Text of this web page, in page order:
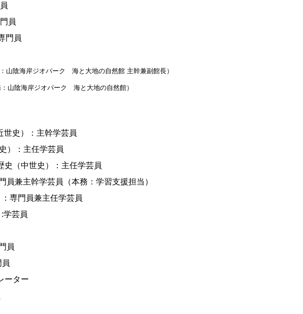
員
門員
：山陰海岸ジオパーク 海と大地の自然館 主幹兼副館長）
：山陰海岸ジオパーク 海と大地の自然館）
世史）：主幹学芸員
）：主任学芸員
史（中世史）： 主任学芸員
員兼主幹学芸員（本務：学習支援担当）
専門員兼主任学芸員
学芸員
員
ーター